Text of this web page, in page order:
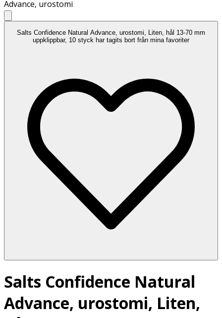
Advance, urostomi
Salts Confidence Natural Advance, urostomi, Liten, hål 13-70 mm
uppklippbar, 10 styck har tagits bort från mina favoriter
Salts Confidence Natural
Advance, urostomi, Liten,